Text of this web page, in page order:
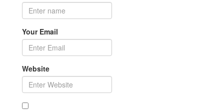
Your Email
Website